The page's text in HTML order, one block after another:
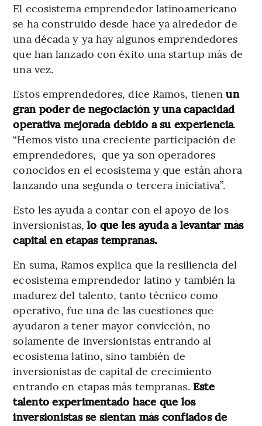
El ecosistema emprendedor latinoamericano
se ha construido desde hace ya alrededor de
una década y ya hay algunos emprendedores
que han lanzado con éxito una startup más de
una vez.
Estos emprendedores, dice Ramos, tienenun
gran poder de negociación y una capacidad
operativa mejorada debido a su experiencia.
“Hemos visto una creciente participación de
emprendedores, que ya son operadores
conocidos en el ecosistema y que están ahora
lanzando una segunda o tercera iniciativa”.
Esto les ayuda a contar con el apoyo de los
inversionistas, lo que les ayuda a levantar más
capital en etapas tempranas.
En suma, Ramos explica que la resiliencia del
ecosistema emprendedor latino y también la
madurez del talento, tanto técnico como
operativo, fue una de las cuestiones que
ayudaron a tener mayor convicción, no
solamente de inversionistas entrando al
ecosistema latino, sino también de
inversionistas de capital de crecimiento
entrando en etapas más tempranas. Este
talento experimentado hace que los
inversionistas se sientan más confiados de